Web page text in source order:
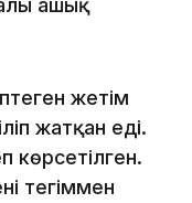
ашық
жетім
жатқан еді.
көрсетілген.
тегіммен